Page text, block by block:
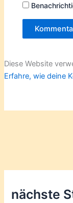
Diese Website
Erfahre, wie deine
nächste